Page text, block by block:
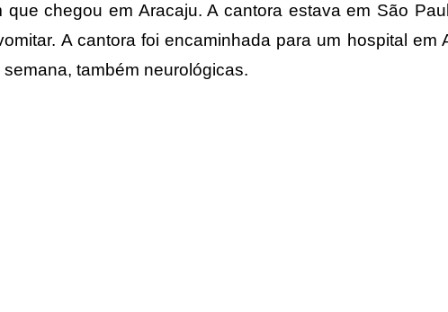
chegou em Aracaju. A cantora estava em São
A cantora foi encaminhada para um hospital
também neurológicas.